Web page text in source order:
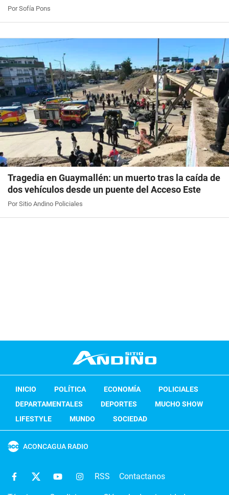
Por Sofía Pons
Tragedia en Guaymallén: un muerto tras la caída de
dos vehículos desde un puente del Acceso Este
Por Sitio Andino Policiales
INICIO POLÍTICA ECONOMÍA
POLICIALES
DEPARTAMENTALES
DEPORTES
MUCHO SHOW
LIFESTYLE
MUNDO SOCIEDAD
ACONCAGUA RADIO
RSS Contactanos